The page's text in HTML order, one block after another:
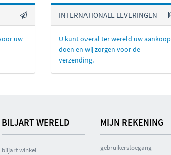
uw
INTERNATIONALE LEVERINGEN
U kunt overal ter wereld uw aankoop
doen en wij zorgen voor de
verzending.
BILJART WERELD
biljart winkel
MIJN REKENING
gebruikerstoegang